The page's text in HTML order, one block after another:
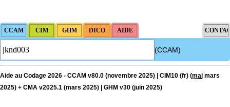
(CCAM)
Aide au Codage 2026 - CCAM v80.0 (novembre 2025) | CIM10 (fr) (maj mars
2025) + CMA v2025.1 (mars 2025) | GHM v30 (juin 2025)